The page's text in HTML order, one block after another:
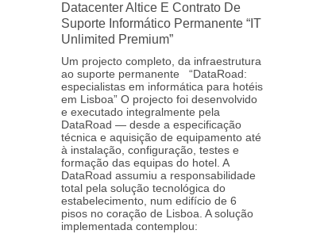
Datacenter Altice E Contrato De
Suporte Informático Permanente “IT
Unlimited Premium”
Um projecto completo, da infraestrutura
ao suporte permanente “DataRoad:
especialistas em informática para hotéis
em Lisboa” O projecto foi desenvolvido
e executado integralmente pela
DataRoad — desde a especificação
técnica e aquisição de equipamento até
à instalação, configuração, testes e
formação das equipas do hotel. A
DataRoad assumiu a responsabilidade
total pela solução tecnológica do
estabelecimento, num edifício de 6
pisos no coração de Lisboa. A solução
implementada contemplou: